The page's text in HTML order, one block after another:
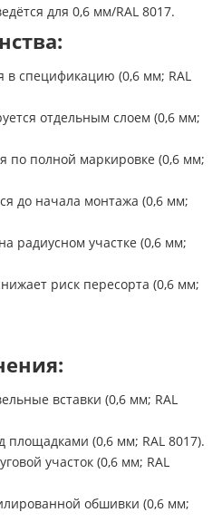
для 0,6 мм/RAL 8017.
в спецификацию (0,6 мм; RAL
отдельным слоем (0,6 мм;
по полной маркировке (0,6 мм;
до начала монтажа (0,6 мм;
радиусном участке (0,6 мм;
риск пересорта (0,6 мм;
вставки (0,6 мм; RAL
(0,6 мм; RAL 8017).
участок (0,6 мм; RAL
обшивки (0,6 мм;